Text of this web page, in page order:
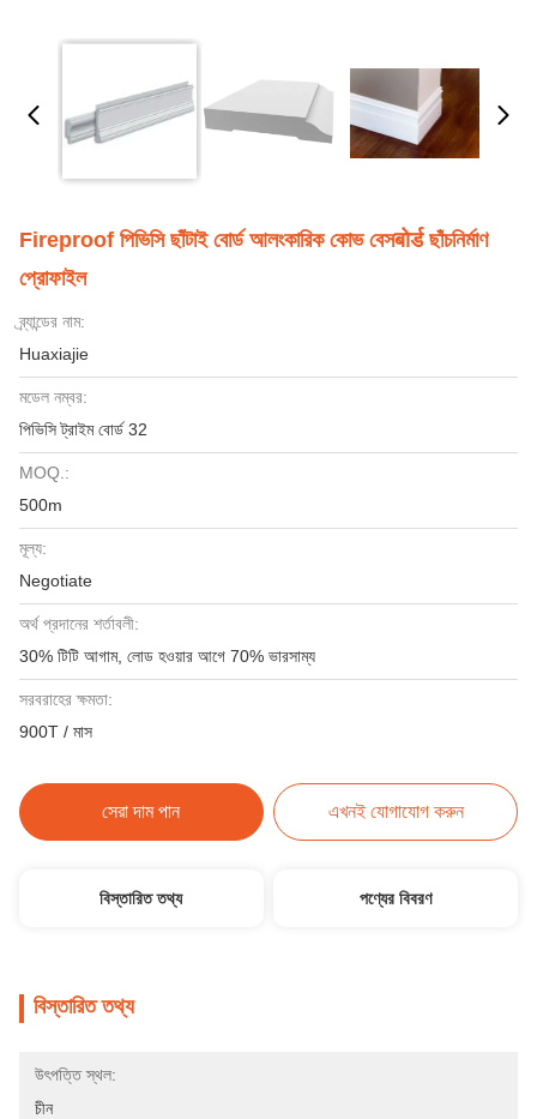
Fireproof পিভিসি ছাঁটাই বোর্ড আলংকারিক কোভ বেসबोर्ड ছাঁচনির্মাণ
প্রোফাইল
ব্র্যান্ডের নাম:
Huaxiajie
মডেল নম্বর:
পিভিসি ট্রাইম বোর্ড 32
MOQ.:
500m
মূল্য:
Negotiate
অর্থ প্রদানের শর্তাবলী:
30% টিটি আগাম, লোড হওয়ার আগে 70% ভারসাম্য
সরবরাহের ক্ষমতা:
900T / মাস
সেরা দাম পান এখনই যোগাযোগ করুন
বিস্তারিত তথ্য পণ্যের বিবরণ
বিস্তারিত তথ্য
উৎপত্তি স্থল:
চীন